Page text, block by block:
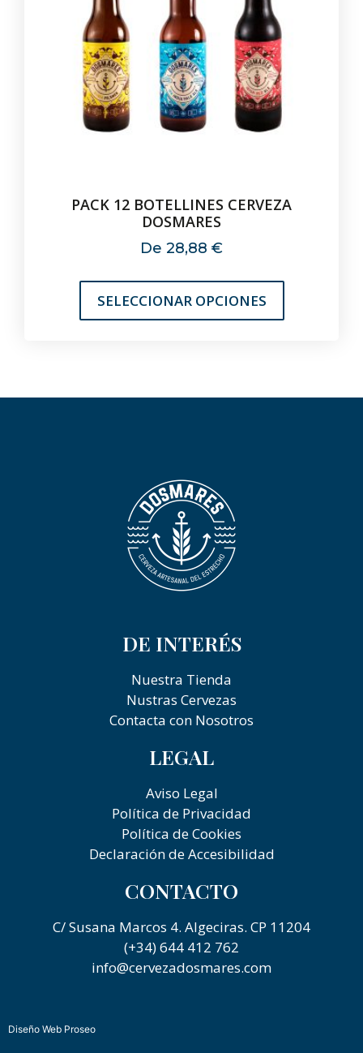
PACK 12 BOTELLINES CERVEZA
DOSMARES
De 28,88 €
SELECCIONAR OPCIONES
DE INTERÉS
Nuestra Tienda
Nustras Cervezas
Contacta con Nosotros
LEGAL
Aviso Legal
Política de Privacidad
Política de Cookies
Declaración de Accesibilidad
CONTACTO
C/ Susana Marcos 4. Algeciras. CP 11204
(+34) 644 412 762
info@cervezadosmares.com
Diseño Web Proseo